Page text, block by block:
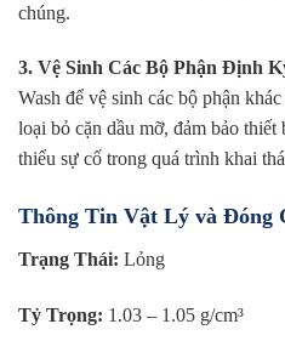
chúng.
3. Vệ Sinh Các Bộ Phận Định
Wash để vệ sinh các bộ phận
loại bỏ cặn dầu mỡ, đảm bảo
thiểu sự cố trong quá trình khai
Thông Tin Vật Lý và Đóng
Trạng Thái: Lỏng
Tỷ Trọng: 1.03 – 1.05 g/cm³